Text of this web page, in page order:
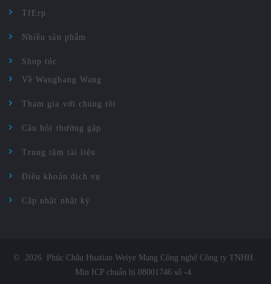
TfErp
Nhiều sản phẩm
Shop tóc
Về Wangbang Wang
Tham gia với chúng tôi
Câu hỏi thường gặp
Trung tâm tài liệu
Điều khoản dịch vụ
Cập nhật nhật ký
© 2026 Phúc Châu Huatian Weiye Mạng Công nghệ Công ty TNHH .
Min ICP chuẩn bị 08001746 số -4.